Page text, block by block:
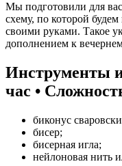
Мы подготовили для
схему, по которой
своими руками. Такое
дополнением к
Инструменты
час •
биконус
бисер;
бисерная игла;
нейлоновая нить